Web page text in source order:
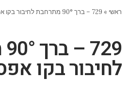
ראשי » 729 – ברך 90° מתרחבת לחיבור בקו אפס
לחיבור בקו